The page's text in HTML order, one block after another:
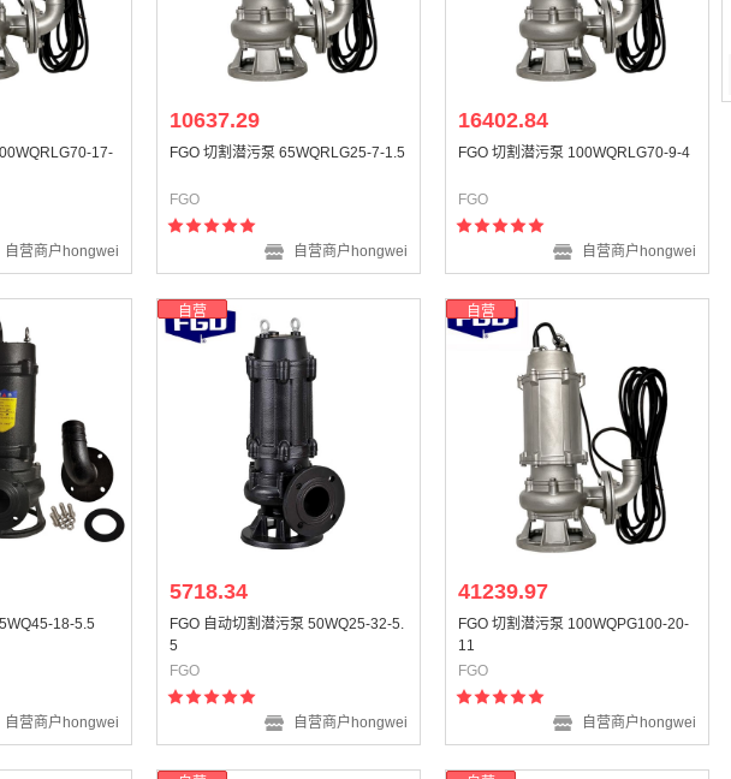
17-
自营商户hongwei
10637.29
FGO 切割潜污泵 65WQRLG25-7-1.5
FGO
自营商户hongwei
16402.84
FGO 切割潜污泵 100WQRLG70-9-4
FGO
自营商户hongwei
18-5.5
自营商户hongwei
5718.34
FGO 自动切割潜污泵 50WQ25-32-5.
5
FGO
自营
自营商户hongwei
41239.97
FGO 切割潜污泵 100WQPG100-20-
11
FGO
自营
自营商户hongwei